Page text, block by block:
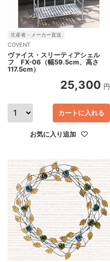
生産者・メーカー直送
COVENT
ヴァイス・スリーティアシェル
フ FX-06（幅59.5cm、高さ
117.5cm）
25,300 円
カートに入れる
お気に入り追加